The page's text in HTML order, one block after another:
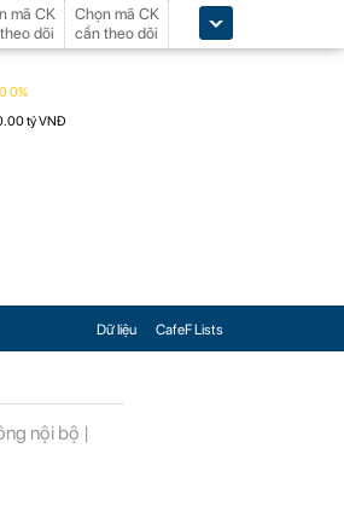
mã CK
dõi
Chọn mã CK
cần theo dõi
CafeF Lists
Dữ liệu
nội bộ |